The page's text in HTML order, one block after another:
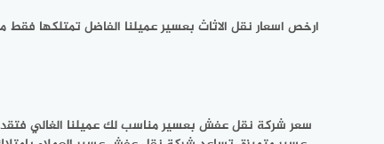
ارخص اسعار نقل الاثاث بعسير عميلنا الفاضل تمتلكها
سعر شركة نقل عفش بعسير مناسب لك عميلنا الغالي